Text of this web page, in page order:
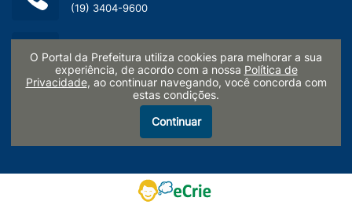
(19) 3404-9600
45.132.495/0001-40
Termo de Uso e Políticas de Privacidade
LGPD - Pesquisa de Satisfação
O Portal da Prefeitura utiliza cookies para melhorar a sua
experiência, de acordo com a nossa Política de
Privacidade, ao continuar navegando, você concorda com
estas condições.
Continuar